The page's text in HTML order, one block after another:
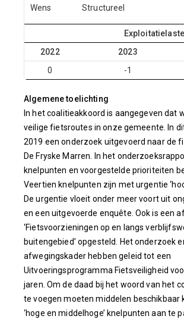
Wens Structureel
2022
2023
0
-1
Algemene toelichting
In het coalitieakkoord is aangegeven dat
veilige fietsroutes in onze gemeente. In
2019 een onderzoek uitgevoerd naar de
De Fryske Marren. In het
knelpunten en voorgestelde prioriteiten
Veertien knelpunten zijn met urgentie
De urgentie vloeit onder meer voort uit
en een uitgevoerde enquête. Ook is een
‘Fietsvoorzieningen op en langs
buitengebied’ opgesteld. Het onderzoek
afwegingskader hebben geleid tot een
Uitvoeringsprogramma Fietsveiligheid
jaren. Om de daad bij het woord van het
te voegen moeten middelen beschikbaar
‘hoge en middelhoge’ knelpunten aan te